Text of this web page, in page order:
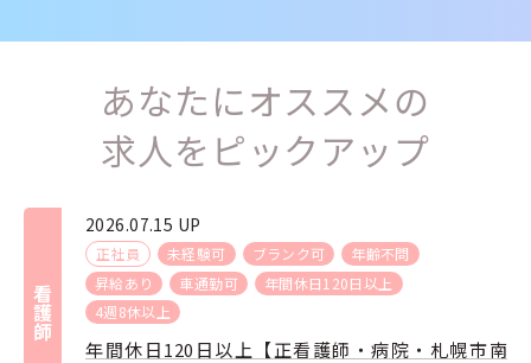
あなたにオススメの
求人をピックアップ
看護師
2026.07.15 UP
正社員 未経験可 ブランク可
年齢不問
昇給あり
車通勤可
年間休日120日以上
4週8休以上
年間休日120日以上【正看護師・病院・札幌市南